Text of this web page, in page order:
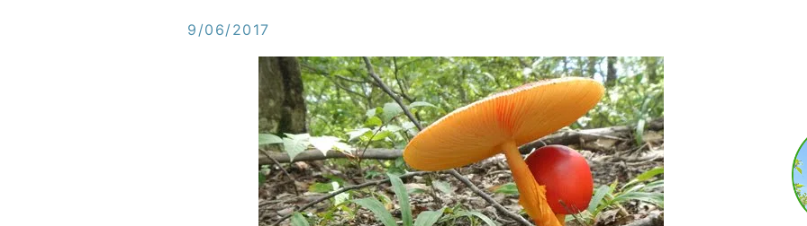
9/06/2017